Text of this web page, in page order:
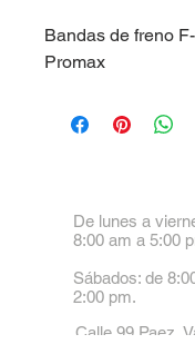
Bandas de freno
Promax
De lunes a
8:00 am a 5:00
Sábados: de
2:00 pm.
Calle 99 Paez,